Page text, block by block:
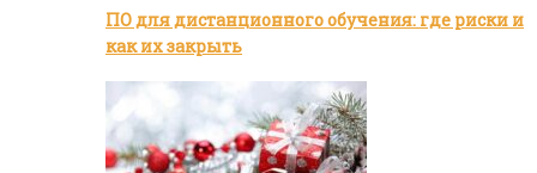
ПО для дистанционного обучения: где риски и
как их закрыть